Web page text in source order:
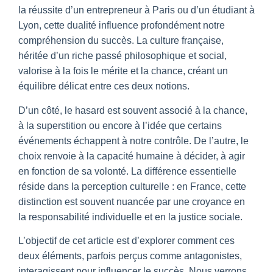
la réussite d’un entrepreneur à Paris ou d’un étudiant à
Lyon, cette dualité influence profondément notre
compréhension du succès. La culture française,
héritée d’un riche passé philosophique et social,
valorise à la fois le mérite et la chance, créant un
équilibre délicat entre ces deux notions.
D’un côté, le hasard est souvent associé à la chance,
à la superstition ou encore à l’idée que certains
événements échappent à notre contrôle. De l’autre, le
choix renvoie à la capacité humaine à décider, à agir
en fonction de sa volonté. La différence essentielle
réside dans la perception culturelle : en France, cette
distinction est souvent nuancée par une croyance en
la responsabilité individuelle et en la justice sociale.
L’objectif de cet article est d’explorer comment ces
deux éléments, parfois perçus comme antagonistes,